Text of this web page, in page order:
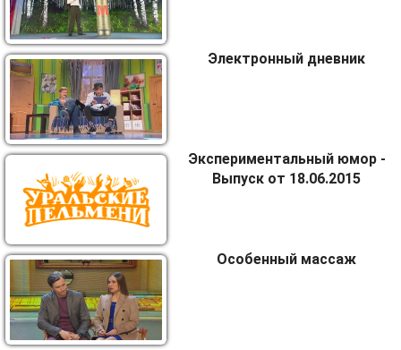
Электронный дневник
Экспериментальный юмор -
Выпуск от 18.06.2015
Особенный массаж